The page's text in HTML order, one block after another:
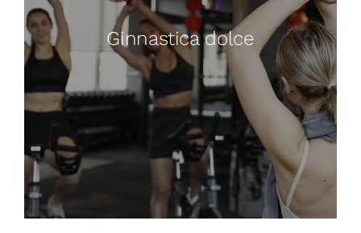
Ginnastica dolce